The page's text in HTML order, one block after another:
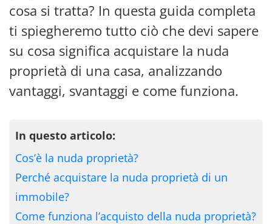
cosa si tratta? In questa guida completa
ti spiegheremo tutto ciò che devi sapere
su cosa significa acquistare la nuda
proprietà di una casa, analizzando
vantaggi, svantaggi e come funziona.
In questo articolo:
Cos’è la nuda proprietà?
Perché acquistare la nuda proprietà di un
immobile?
Come funziona l’acquisto della nuda proprietà?